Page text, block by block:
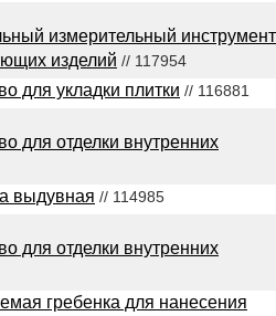
измерительный инструмент
изделий // 117954
для укладки плитки // 116881
для отделки внутренних
выдувная // 114985
для отделки внутренних
гребенка для нанесения